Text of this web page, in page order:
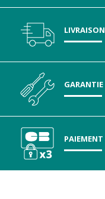
LIVRAISON
GARANTIE
PAIEMENT